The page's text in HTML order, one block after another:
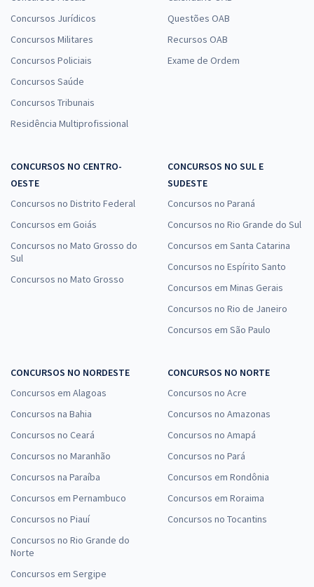
Concursos Jurídicos
Concursos Militares
Concursos Policiais
Concursos Saúde
Concursos Tribunais
Residência Multiprofissional
Questões OAB
Recursos OAB
Exame de Ordem
CONCURSOS NO CENTRO-
OESTE
Concursos no Distrito Federal
Concursos em Goiás
Concursos no Mato Grosso do
Sul
Concursos no Mato Grosso
CONCURSOS NO SUL E
SUDESTE
Concursos no Paraná
Concursos no Rio Grande do Sul
Concursos em Santa Catarina
Concursos no Espírito Santo
Concursos em Minas Gerais
Concursos no Rio de Janeiro
Concursos em São Paulo
CONCURSOS NO NORDESTE
Concursos em Alagoas
Concursos na Bahia
Concursos no Ceará
Concursos no Maranhão
Concursos na Paraíba
Concursos em Pernambuco
Concursos no Piauí
Concursos no Rio Grande do
Norte
Concursos em Sergipe
CONCURSOS NO NORTE
Concursos no Acre
Concursos no Amazonas
Concursos no Amapá
Concursos no Pará
Concursos em Rondônia
Concursos em Roraima
Concursos no Tocantins